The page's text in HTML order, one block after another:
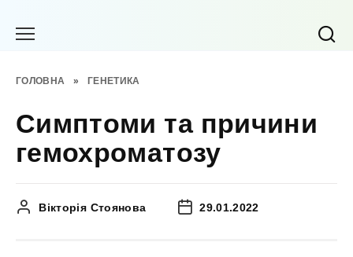
ГОЛОВНА » ГЕНЕТИКА
Симптоми та причини
гемохроматозу
Вікторія Стоянова 29.01.2022